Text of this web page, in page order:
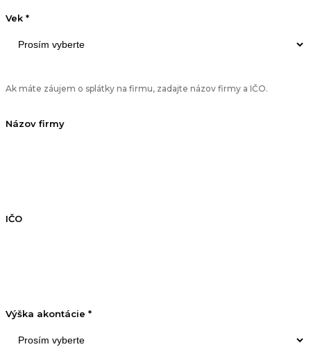
Vek *
Ak máte záujem o splátky na firmu, zadajte názov firmy a IČO.
Názov firmy
IČO
Výška akontácie *